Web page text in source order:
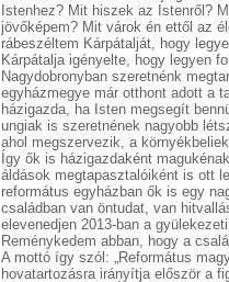
Istenhez? Mit hiszek az Istenről?
jövőképem? Mit várok én ettől az
rábeszéltem Kárpátalját, hogy
Kárpátalja igényelte, hogy legyen
Nagydobronyban szeretnénk
egyházmegye már otthont adott a
házigazda, ha Isten megsegít
ungiak is szeretnének nagyobb
ahol megszervezik, a
Így ők is házigazdaként
áldások megtapasztalóiként is ott
református egyházban ők is egy
családban van öntudat, van
elevenedjen 2013-ban a
Reménykedem abban, hogy a
A mottó így szól: „Református
hovatartozásra irányítja először a